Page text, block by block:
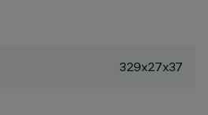
329x27x37